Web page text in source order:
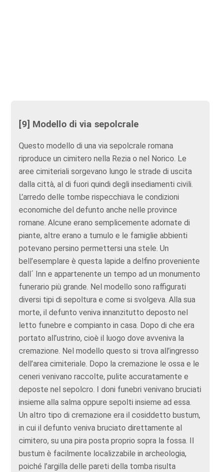
[9] Modello di via sepolcrale
Questo modello di una via sepolcrale romana
riproduce un cimitero nella Rezia o nel Norico. Le
aree cimiteriali sorgevano lungo le strade di uscita
dalla città, al di fuori quindi degli insediamenti civili.
L’arredo delle tombe rispecchiava le condizioni
economiche del defunto anche nelle province
romane. Alcune erano semplicemente adornate di
piante, altre erano a tumulo e le famiglie abbienti
potevano persino permettersi una stele. Un
bell’esemplare è questa lapide a delfino proveniente
dall´ Inn e appartenente un tempo ad un monumento
funerario più grande. Nel modello sono raffigurati
diversi tipi di sepoltura e come si svolgeva. Alla sua
morte, il defunto veniva innanzitutto deposto nel
letto funebre e compianto in casa. Dopo di che era
portato all’ustrino, cioè il luogo dove avveniva la
cremazione. Nel modello questo si trova all’ingresso
dell’area cimiteriale. Dopo la cremazione le ossa e le
ceneri venivano raccolte, pulite accuratamente e
deposte nel sepolcro. I doni funebri venivano bruciati
insieme alla salma oppure sepolti insieme ad essa.
Un altro tipo di cremazione era il cosiddetto bustum,
in cui il defunto veniva bruciato direttamente al
cimitero, su una pira posta proprio sopra la fossa. Il
bustum è facilmente localizzabile in archeologia,
poiché l’argilla delle pareti della tomba risulta